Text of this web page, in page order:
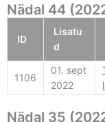
Nädal 44
ID
Lisatu
d
1106
01. sept
2022
Nädal 35